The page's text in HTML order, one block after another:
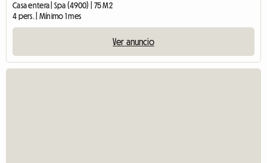
Casa entera | Spa (4900) | 75 M2
4 pers. | Mínimo 1 mes
Ver anuncio